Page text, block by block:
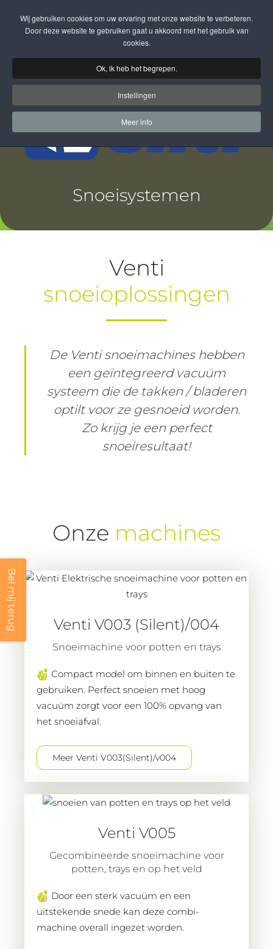
Wij gebruiken cookies om uw ervaring met onze website te verbeteren.
Door deze website te gebruiken gaat u akkoord met het gebruik van
cookies.
Ok, ik heb het begrepen.
Instellingen
Meer info
Terug naar hoofdinhoud
Snoeisystemen
Venti
snoeioplossingen
De Venti snoeimachines hebben
een geïntegreerd vacuüm
systeem die de takken / bladeren
optilt voor ze gesnoeid worden.
Zo krijg je een perfect
snoeiresultaat!
Onze machines
Venti V003 (Silent)/004
Snoeimachine voor potten en trays
Compact model om binnen en buiten te
gebruiken. Perfect snoeien met hoog
vacuüm zorgt voor een 100% opvang van
het snoeiafval.
Meer Venti V003(Silent)/v004
Venti V005
Gecombineerde snoeimachine voor
potten, trays en op het veld
Door een sterk vacuüm en een
uitstekende snede kan deze combi-
machine overall ingezet worden.
Bel mij terug